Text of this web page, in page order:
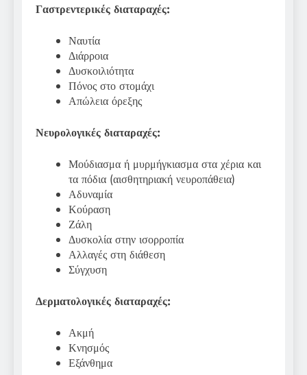
Γαστρεντερικές διαταραχές:
Ναυτία
Διάρροια
Δυσκοιλιότητα
Πόνος στο στομάχι
Απώλεια όρεξης
Νευρολογικές διαταραχές:
Μούδιασμα ή μυρμήγκιασμα στα χέρια και
τα πόδια (αισθητηριακή νευροπάθεια)
Αδυναμία
Κούραση
Ζάλη
Δυσκολία στην ισορροπία
Αλλαγές στη διάθεση
Σύγχυση
Δερματολογικές διαταραχές:
Ακμή
Κνησμός
Εξάνθημα